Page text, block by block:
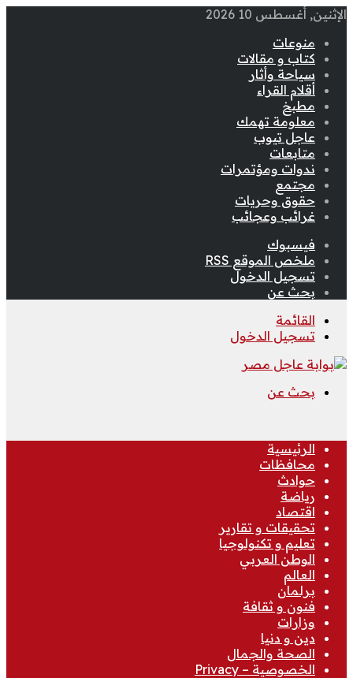
الإثنين, أغسطس 10 2026
منوعات
كتاب و مقالات
سياحة وأثار
أقلام القراء
مطبخ
معلومة تهمك
عاجل تيوب
متابعات
ندوات ومؤتمرات
مجتمع
حقوق وحريات
غرائب وعجائب
فيسبوك
ملخص الموقع RSS
تسجيل الدخول
بحث عن
القائمة
تسجيل الدخول
بحث عن
الرئيسية
محافظات
حوادث
رياضة
اقتصاد
تحقيقات و تقارير
تعليم و تكنولوجيا
الوطن العربي
العالم
برلمان
فنون و ثقافة
وزارات
دين و دنيا
الصحة والجمال
الخصوصية – Privacy